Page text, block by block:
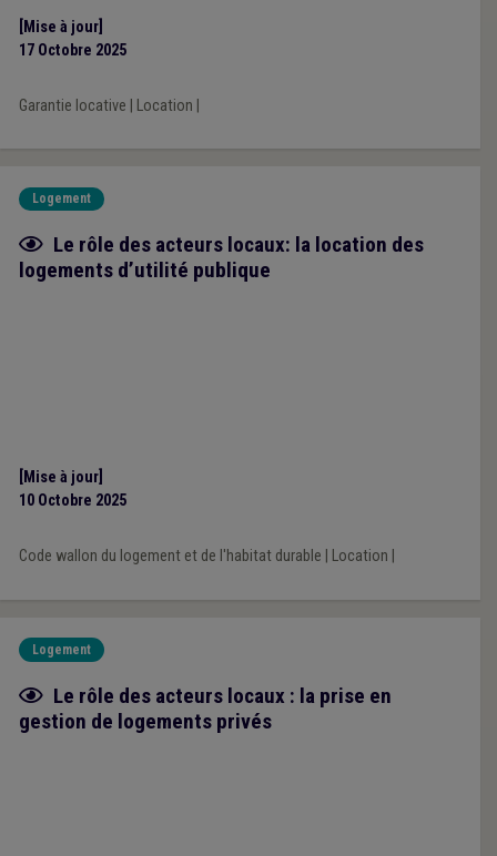
[Mise à jour]
17 Octobre 2025
Garantie locative Location
Logement
Fiche focus
Le rôle des acteurs locaux: la location des
logements d’utilité publique
[Mise à jour]
10 Octobre 2025
Code wallon du logement et de l'habitat durable Location
Logement
Fiche focus
Le rôle des acteurs locaux : la prise en
gestion de logements privés